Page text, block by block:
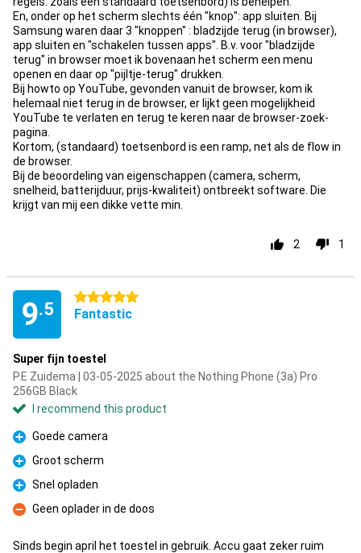
En, onder op het scherm slechts één "knop": app sluiten. Bij
Samsung waren daar 3 "knoppen" : bladzijde terug (in browser),
app sluiten en "schakelen tussen apps". B.v. voor "bladzijde
terug" in browser moet ik bovenaan het scherm een menu
openen en daar op "pijltje-terug" drukken.
Bij howto op YouTube, gevonden vanuit de browser, kom ik
helemaal niet terug in de browser, er lijkt geen mogelijkheid
YouTube te verlaten en terug te keren naar de browser-zoek-
pagina.
Kortom, (standaard) toetsenbord is een ramp, net als de flow in
de browser.
Bij de beoordeling van eigenschappen (camera, scherm,
snelheid, batterijduur, prijs-kwaliteit) ontbreekt software. Die
krijgt van mij een dikke vette min.
2 1
9.5
5 stars
Fantastic
Super fijn toestel
P.E Zuidema | 03-05-2025 about the Nothing Phone (3a) Pro
256GB Black
I recommend this product
Pro
Goede camera
Pro
Groot scherm
Pro
Snel opladen
Con
Geen oplader in de doos
Sinds begin april het toestel in gebruik. Accu gaat zeker ruim